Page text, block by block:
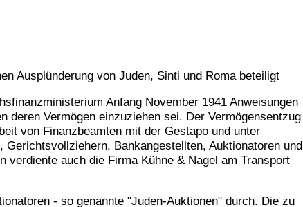
Ausplünderung von Juden, Sinti und Roma beteiligt
Anfang November 1941 Anweisungen
deren Vermögen einzuziehen sei. Der Vermögensentzug
von Finanzbeamten mit der Gestapo und unter
Bankangestellten, Auktionatoren und
verdiente auch die Firma Kühne & Nagel am Transport
- so genannte "Juden-Auktionen" durch. Die zu